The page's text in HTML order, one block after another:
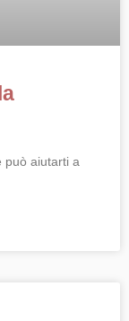
può aiutarti a